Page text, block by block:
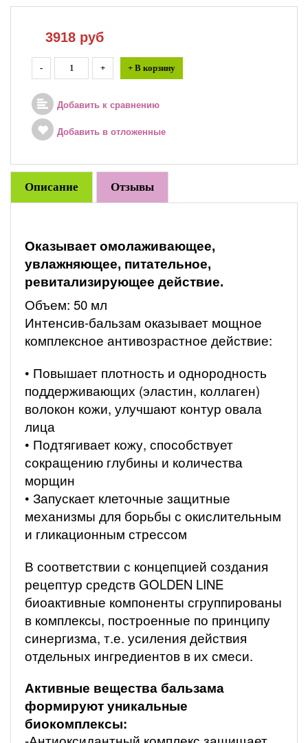
3918 руб
- + + В корзину
Добавить к сравнению
Добавить в отложенные
Описание Отзывы
Оказывает омолаживающее,
увлажняющее, питательное,
ревитализирующее действие.
Объем: 50 мл
Интенсив-бальзам оказывает мощное
комплексное антивозрастное действие:
• Повышает плотность и однородность
поддерживающих (эластин, коллаген)
волокон кожи, улучшают контур овала
лица
• Подтягивает кожу, способствует
сокращению глубины и количества
морщин
• Запускает клеточные защитные
механизмы для борьбы с окислительным
и гликационным стрессом
В соответствии с концепцией создания
рецептур средств GOLDEN LINE
биоактивные компоненты сгруппированы
в комплексы, построенные по принципу
синергизма, т.е. усиления действия
отдельных ингредиентов в их смеси.
Активные вещества бальзама
формируют уникальные
биокомплексы: